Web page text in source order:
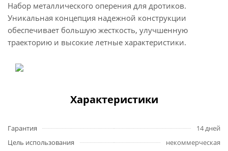
Набор металлического оперения для дротиков.
Уникальная концепция надежной конструкции
обеспечивает большую жесткость, улучшенную
траекторию и высокие летные характеристики.
Характеристики
Гарантия
14 дней
Цель использования
некоммерческая